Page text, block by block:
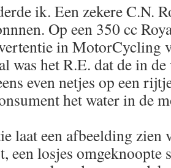
ik. Een zekere C.N.
Op een 350 cc
in MotorCycling
was het R.E. dat de in de
even netjes op een
het water in de
laat een afbeelding zien
een losjes omgeknoopte